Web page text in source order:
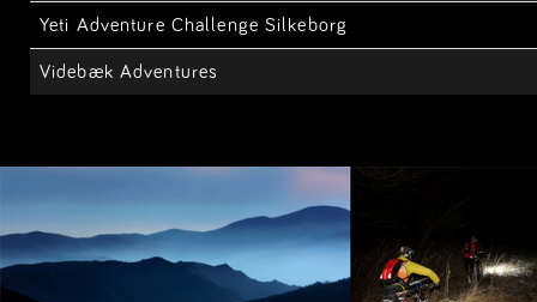
Yeti Adventure Challenge Silkeborg
Videbæk Adventures